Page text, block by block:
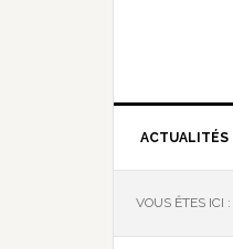
ACTUALITÉS
VOUS ÊTES ICI :